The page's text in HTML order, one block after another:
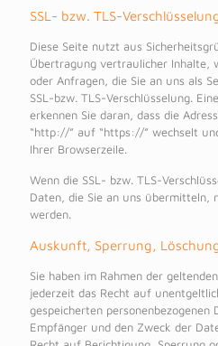
SSL- bzw. TLS-
Diese Seite nutzt aus
Übertragung vertraulicher Inhalte,
oder Anfragen, die Sie an uns als
SSL-bzw. TLS-Verschlüsselung.
erkennen Sie daran, dass die
“http://” auf “https://” wechselt
Ihrer Browserzeile.
Wenn die SSL- bzw. TLS-
Daten, die Sie an uns übermitteln,
werden.
Auskunft, Sperrung,
Sie haben im Rahmen der
jederzeit das Recht auf
gespeicherten
Empfänger und den Zweck der